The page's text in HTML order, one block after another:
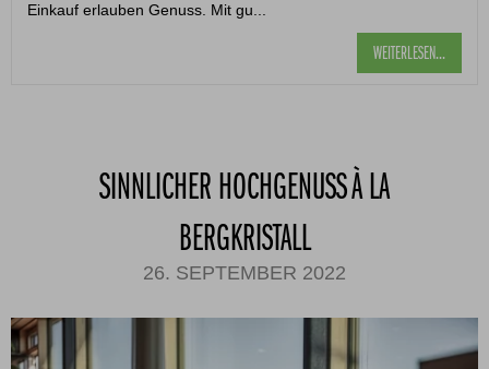
Einkauf erlauben Genuss. Mit gu...
WEITERLESEN...
SINNLICHER HOCHGENUSS À LA
BERGKRISTALL
26. SEPTEMBER 2022